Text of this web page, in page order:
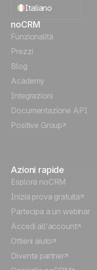
Italiano
English
Español
Português
Deutsch
noCRM
Funzionalità
Prezzi
Blog
Academy
Integrazioni
Documentazione API
Positive Group
Azioni rapide
Esplora noCRM
Inizia prova gratuita
Partecipa a un webinar
Accedi all'account
Ottieni aiuto
Diventa partner